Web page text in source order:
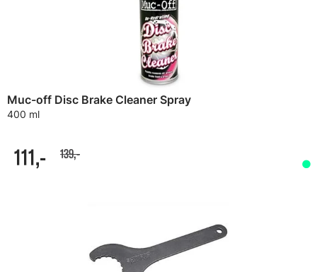
Muc-off Disc Brake Cleaner Spray
400 ml
111,- 139,-